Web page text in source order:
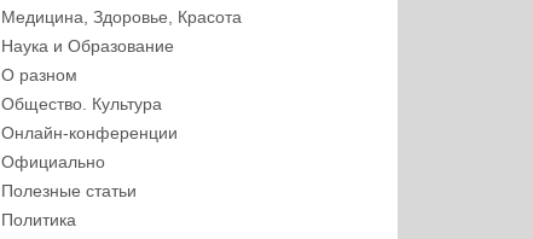
Медицина, Здоровье, Красота
Наука и Образование
О разном
Общество. Культура
Онлайн-конференции
Официально
Полезные статьи
Политика